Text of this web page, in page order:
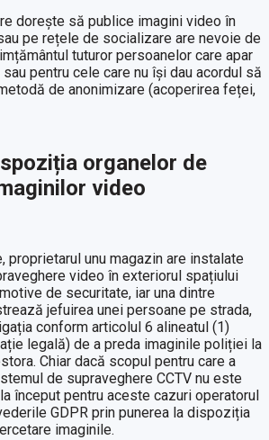
dorește să publice imagini video în
pe rețele de socializare are nevoie de
tuturor persoanelor care apar
pentru cele care nu își dau acordul să
de anonimizare (acoperirea feței,
organelor de
video
proprietarul unu magazin are instalate
video în exteriorul spațiului
de securitate, iar una dintre
jefuirea unei persoane pe strada,
conform articolul 6 alineatul (1)
legală) de a preda imaginile poliției la
Chiar dacă scopul pentru care a
de supraveghere CCTV nu este
început pentru aceste cazuri operatorul
GDPR prin punerea la dispoziția
imaginile.